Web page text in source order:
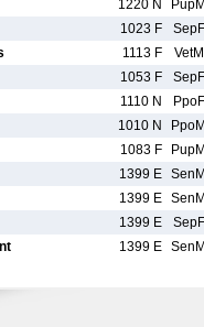
1220 N
1023 F
SepF
1113 F
VetM
1053 F
SepF
1110 N
PpoF
1010 N
1083 F
1399 E
1399 E
1399 E
SepF
1399 E